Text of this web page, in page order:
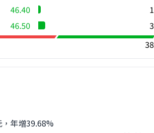
46.40
1
46.50
3
38
，年增39.68%